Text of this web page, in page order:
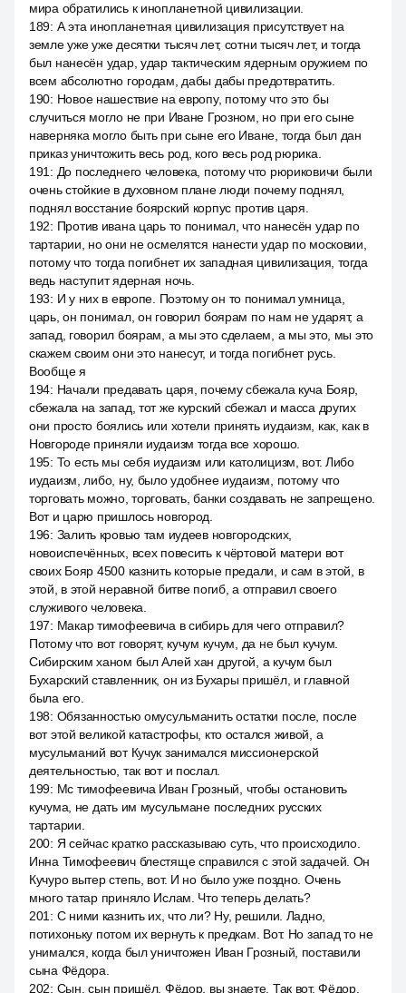
мира обратились к инопланетной цивилизации.
189: А эта инопланетная цивилизация присутствует на
земле уже уже десятки тысяч лет, сотни тысяч лет, и тогда
был нанесён удар, удар тактическим ядерным оружием по
всем абсолютно городам, дабы дабы предотвратить.
190: Новое нашествие на европу, потому что это бы
случиться могло не при Иване Грозном, но при его сыне
наверняка могло быть при сыне его Иване, тогда был дан
приказ уничтожить весь род, кого весь род рюрика.
191 : До последнего человека, потому что рюриковичи были
очень стойкие в духовном плане люди почему поднял,
поднял восстание боярский корпус против царя.
192: Против ивана царь то понимал, что нанесён удар по
тартарии, но они не осмелятся нанести удар по московии,
потому что тогда погибнет их западная цивилизация, тогда
ведь наступит ядерная ночь.
193: И у них в европе. Поэтому он то понимал умница,
царь, он понимал, он говорил боярам по нам не ударят, а
запад, говорил боярам, а мы это сделаем, а мы это, мы это
скажем своим они это нанесут, и тогда погибнет русь.
Вообще я
194: Начали предавать царя, почему сбежала куча Бояр,
сбежала на запад, тот же курский сбежал и масса других
они просто боялись или хотели принять иудаизм, как, как в
Новгороде приняли иудаизм тогда все хорошо.
195: То есть мы себя иудаизм или католицизм, вот. Либо
иудаизм, либо, ну, было удобнее иудаизм, потому что
торговать можно, торговать, банки создавать не запрещено.
Вот и царю пришлось новгород.
196: Залить кровью там иудеев новгородских,
новоиспечённых, всех повесить к чёртовой матери вот
своих Бояр 4500 казнить которые предали, и сам в этой, в
этой, в этой неравной битве погиб, а отправил своего
служивого человека.
197: Макар тимофеевича в сибирь для чего отправил?
Потому что вот говорят, кучум кучум, да не был кучум.
Сибирским ханом был Алей хан другой, а кучум был
Бухарский ставленник, он из Бухары пришёл, и главной
была его.
198: Обязанностью омусульманить остатки после, после
вот этой великой катастрофы, кто остался живой, а
мусульманий вот Кучук занимался миссионерской
деятельностью, так вот и послал.
199: Mc тимофеевича Иван Грозный, чтобы остановить
кучума, не дать им мусульмане последних русских
тартарии.
200: Я сейчас кратко рассказываю суть, что происходило.
Инна Тимофеевич блестяще справился с этой задачей. Он
Кучуро вытер степь, вот. И но было уже поздно. Очень
много татар приняло Ислам. Что теперь делать?
201 : С ними казнить их, что ли? Ну, решили. Ладно,
потихоньку потом их вернуть к предкам. Вот. Но запад то не
унимался, когда был уничтожен Иван Грозный, поставили
сына Фёдора.
202: Сын, сын пришёл. Фёдор, вы знаете. Так вот, Фёдор,